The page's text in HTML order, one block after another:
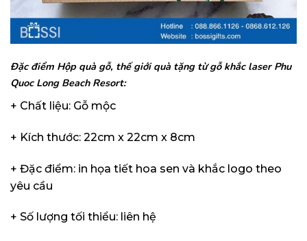
Đặc điểm Hộp quà gỗ, thế giới quà tặng từ gỗ khắc laser Phu
Quoc Long Beach Resort:
+ Chất liệu: Gỗ mộc
+ Kích thước: 22cm x 22cm x 8cm
+ Đặc điểm: in họa tiết hoa sen và khắc logo theo
yêu cầu
+ Số lượng tối thiểu: liên hệ